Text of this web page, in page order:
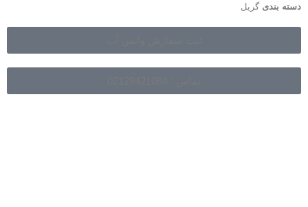
دسته بندی گریل